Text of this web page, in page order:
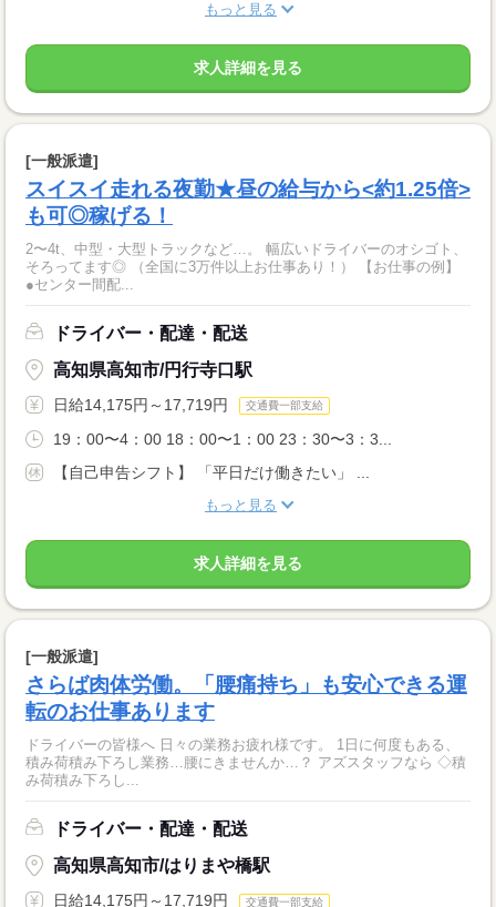
もっと見る
求人詳細を見る
[一般派遣]
スイスイ走れる夜勤★昼の給与から<約1.25倍>
も可◎稼げる！
2〜4t、中型・大型トラックなど…。 幅広いドライバーのオシゴト、
そろってます◎ （全国に3万件以上お仕事あり！） 【お仕事の例】
●センター間配...
ドライバー・配達・配送
高知県高知市/円行寺口駅
日給14,175円～17,719円 交通費一部支給
19：00〜4：00 18：00〜1：00 23：30〜3：3...
【自己申告シフト】 「平日だけ働きたい」 ...
もっと見る
求人詳細を見る
[一般派遣]
さらば肉体労働。「腰痛持ち」も安心できる運
転のお仕事あります
ドライバーの皆様へ 日々の業務お疲れ様です。 1日に何度もある、
積み荷積み下ろし業務…腰にきませんか…？ アズスタッフなら ◇積
み荷積み下ろし...
ドライバー・配達・配送
高知県高知市/はりまや橋駅
日給14,175円～17,719円 交通費一部支給